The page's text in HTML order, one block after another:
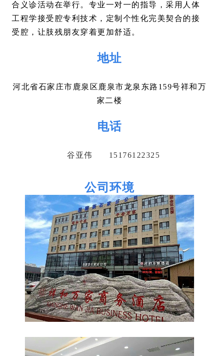
合义诊活动在举行。专业一对一的指导，采用人体
工程学接受腔专利技术，定制个性化完美契合的接
受腔，让肢残朋友穿着更加舒适。
地址
河北省石家庄市鹿泉区鹿泉市龙泉东路159号祥和万
家二楼
电话
谷亚伟 15176122325
公司环境